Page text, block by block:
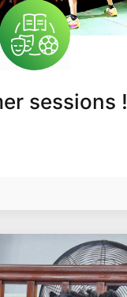
sessions !